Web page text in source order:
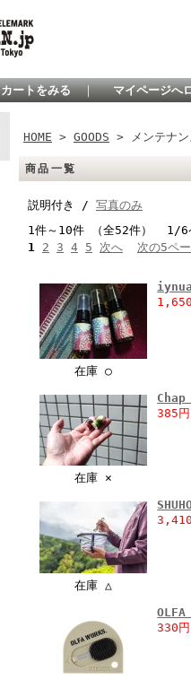
カートをみる ｜ マイページへ
HOME > GOODS > メンテナン
商品一覧
説明付き / 写真のみ
1件～10件 （全52件） 1/6
1 2 3 4 5 次へ 次の5ペ
在庫 ○
iynua
在庫 ×
385円
在庫 △
OLFA
330円